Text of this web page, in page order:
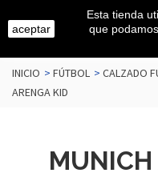
INICIO > FÚTBOL > CALZADO
ARENGA KID
MUNICH
aceptar
Esta tienda
que